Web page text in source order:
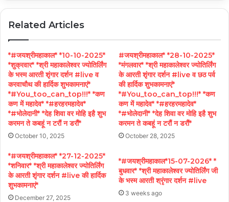
Related Articles
*#जयश्रीमहाकाल* *10-10-2025*
*शुक्रवार* *श्री महाकालेश्वर ज्योतिर्लिंग
के भस्म आरती शृंगार दर्शन #live व
करवाचौथ की हार्दिक शुभकामनाएं*
*#You_too_can_top!!!* *कण
कण में महादेव* *#हरहरमहादेव*
*#भोलेदानी* *देह शिवा वर मोहि इहै शुभ
करमन ते कबहूं न टरौं न डरौं*
October 10, 2025
#जयश्रीमहाकाल* *28-10-2025*
*मंगलवार* *श्री महाकालेश्वर ज्योतिर्लिंग
के आरती शृंगार दर्शन #live व छठ पर्व
की हार्दिक शुभकामनाएं*
*#You_too_can_top!!!* *कण
कण में महादेव* *#हरहरमहादेव*
*#भोलेदानी* *देह शिवा वर मोहि इहै शुभ
करमन ते कबहूं न टरौं न डरौं*
October 28, 2025
*#जयश्रीमहाकाल* *27-12-2025*
*शनिवार* *श्री महाकालेश्वर ज्योतिर्लिंग
के आरती शृंगार दर्शन #live की हार्दिक
शुभकामनाएं*
December 27, 2025
*#जयश्रीमहाकाल*15-07-2026* *
बुधवार* *श्री महाकालेश्वर ज्योतिर्लिंग जी
के भस्म आरती श्रृंगार दर्शन #live
3 weeks ago